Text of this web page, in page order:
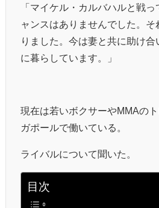
「マイケル・カルバハルと戦
ャンスはありませんでした。そ
りました。今は妻と共に助け
に暮らしています。」
現在は若いボクサーやMMAの
ガポールで働いている。
ライバルについて聞いた。
目次